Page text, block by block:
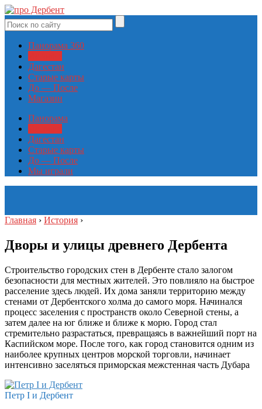
Панорама 360
Дагестан
Старые карты
До — После
Магазин
Панорама
Дагестан
Старые карты
До — После
Мы играли
Главная › История ›
Дворы и улицы древнего Дербента
Строительство городских стен в Дербенте стало залогом
безопасности для местных жителей. Это повлияло на быстрое
расселение здесь людей. Их дома заняли территорию между
стенами от Дербентского холма до самого моря. Начинался
процесс заселения с пространств около Северной стены, а
затем далее на юг ближе и ближе к морю. Город стал
стремительно разрастаться, превращаясь в важнейший порт на
Каспийском море. После того, как город становится одним из
наиболее крупных центров морской торговли, начинает
интенсивно заселяться приморская межстенная часть Дубара
Петр I и Дербент